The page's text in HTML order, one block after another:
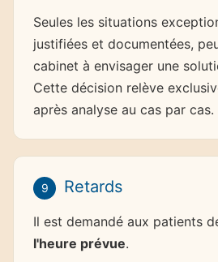
Seules les situations
justifiées et documentées,
cabinet à envisager une
Cette décision relève
après analyse au cas par cas.
9 Retards
Il est demandé aux patients
l'heure prévue.